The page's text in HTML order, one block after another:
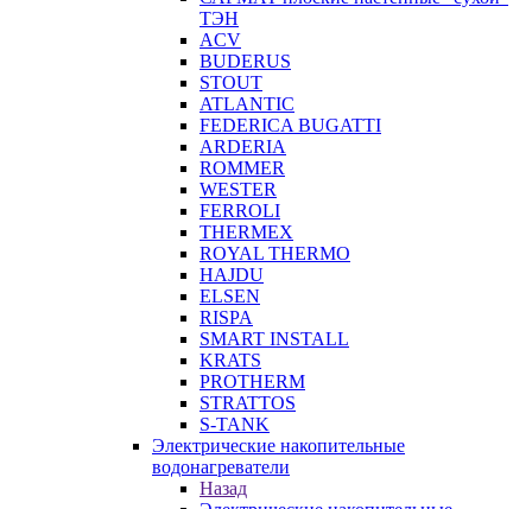
ТЭН
ACV
BUDERUS
STOUT
ATLANTIC
FEDERICA BUGATTI
ARDERIA
ROMMER
WESTER
FERROLI
THERMEX
ROYAL THERMO
HAJDU
ELSEN
RISPA
SMART INSTALL
KRATS
PROTHERM
STRATTOS
S-TANK
Электрические накопительные
водонагреватели
Назад